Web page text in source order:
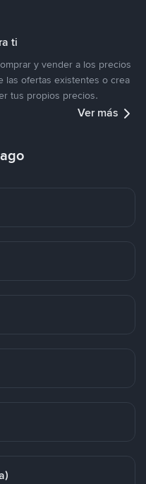
ti
y vender a los precios
las ofertas existentes o crea
tus propios precios.
Ver más